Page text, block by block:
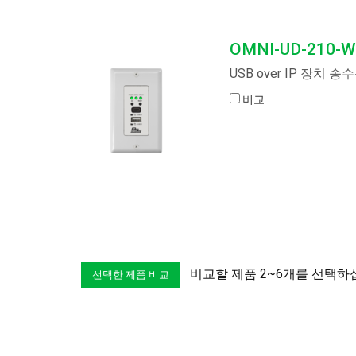
OMNI-UD-210-
USB over IP 장치 송
비교
비교할 제품 2~6개를 선택하